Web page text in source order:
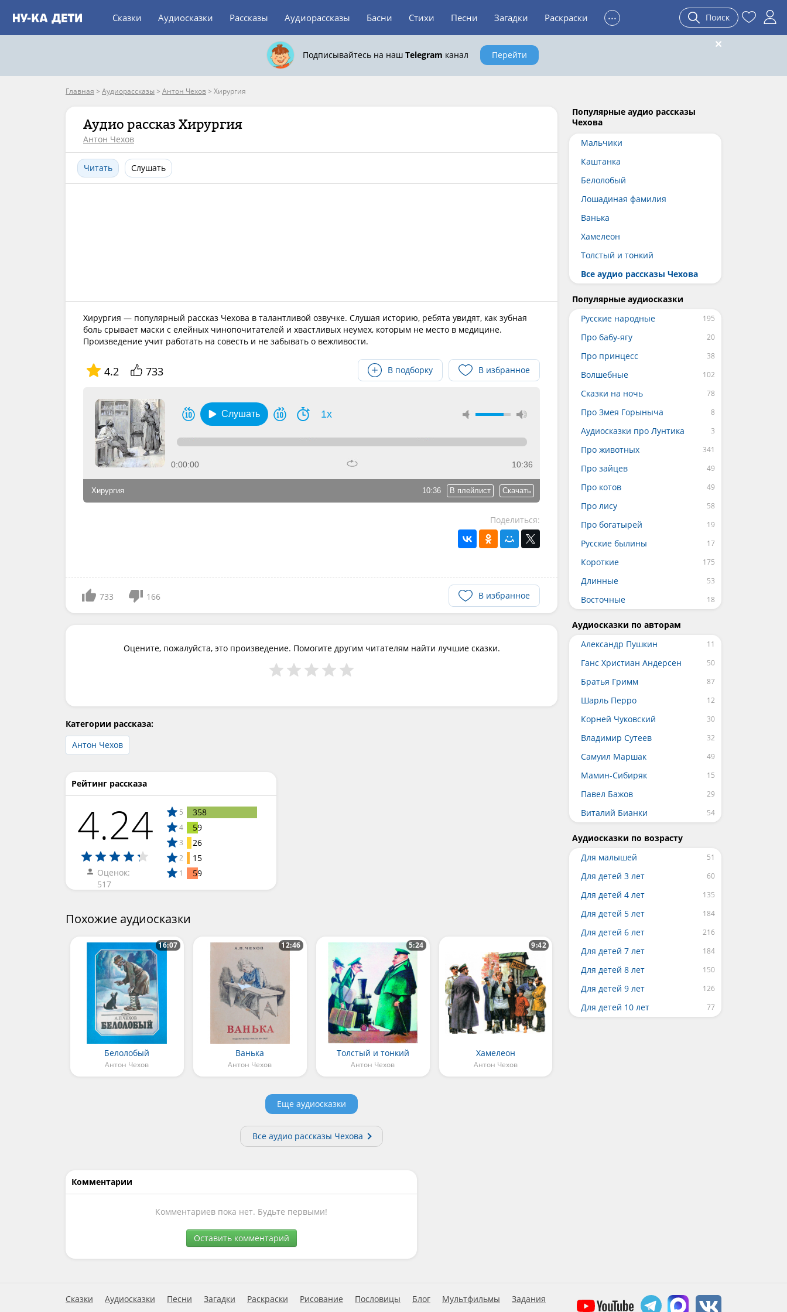
Сказки Аудиосказки Рассказы Аудиорассказы Басни Стихи Песни Загадки Раскраски ... Поиск
Подписывайтесь на наш Telegram канал Перейти
Главная > Аудиорассказы > Антон Чехов> Хирургия
Аудио рассказ Хирургия
Антон Чехов
Читать Слушать
Хирургия — популярный рассказ Чехова в талантливой озвучке. Слушая историю, ребята увидят, как зубная
боль срывает маски с елейных чинопочитателей и хвастливых неумех, которым не место в медицине.
Произведение учит работать на совесть и не забывать о вежливости.
4.2 733 В подборку В избранное
Слушать 1x
0:00:00 10:36
10:36 В плейлист Скачать
Хирургия
Поделиться:
733 166 В избранное
Оцените, пожалуйста, это произведение. Помогите другим читателям найти лучшие сказки.
Категории рассказа:
Антон Чехов
Рейтинг рассказа
4.24
Оценок:
517
5 358
4 59
3 26
2 15
1 59
Похожие аудиосказки
Белолобый
Антон Чехов
16:07
Ванька
Антон Чехов
12:46
Толстый и тонкий
Антон Чехов
5:24
Хамелеон
Антон Чехов
9:42
Еще аудиосказки
Все аудио рассказы Чехова
Комментарии
Комментариев пока нет. Будьте первыми!
Оставить комментарий
Популярные аудио рассказы
Чехова
Мальчики
Каштанка
Белолобый
Лошадиная фамилия
Ванька
Хамелеон
Толстый и тонкий
Все аудио рассказы Чехова
Популярные аудиосказки
Русские народные
Про бабу-ягу
Про принцесс
Волшебные
Сказки на ночь
Про Змея Горыныча
Аудиосказки про Лунтика
Про животных
Про зайцев
Про котов
Про лису
Про богатырей
Русские былины
Короткие
Длинные
Восточные
Аудиосказки по авторам
Александр Пушкин
Ганс Христиан Андерсен
Братья Гримм
Шарль Перро
Корней Чуковский
Владимир Сутеев
Самуил Маршак
Мамин-Сибиряк
Павел Бажов
Виталий Бианки
Аудиосказки по возрасту
Для малышей
Для детей 3 лет
Для детей 4 лет
Для детей 5 лет
Для детей 6 лет
Для детей 7 лет
Для детей 8 лет
Для детей 9 лет
Для детей 10 лет
Сказки Аудиосказки Песни Загадки Раскраски Рисование Пословицы Блог Мультфильмы
Задания